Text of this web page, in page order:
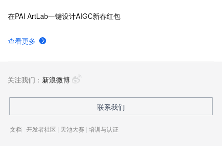
在PAI ArtLab一键设计AIGC新春红包
查看更多
关注我们： 新浪微博
联系我们
文档 | 开发者社区 | 天池大赛 | 培训与认证